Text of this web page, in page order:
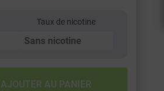
Taux de nicotine
AJOUTER AU PANIER